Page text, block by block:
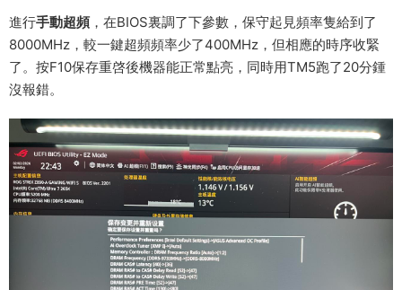
進行手動超頻，在BIOS裏調了下參數，保守起見頻率隻給到了
8000MHz，較一鍵超頻頻率少了400MHz，但相應的時序收緊
了。按F10保存重啓後機器能正常點亮，同時用TM5跑了20分鍾
沒報錯。